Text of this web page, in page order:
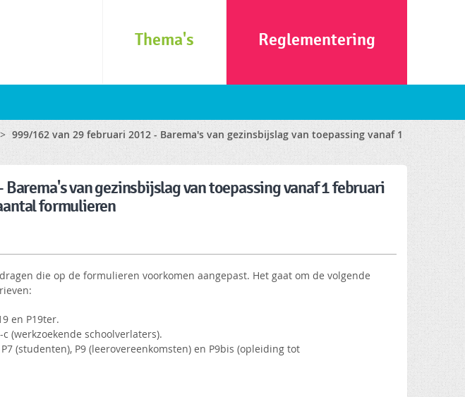
Thema's Reglementering
> 999/162 van 29 februari 2012 - Barema's van gezinsbijslag van toepassing vanaf 1
van gezinsbijslag van toepassing vanaf 1 februari
formulieren
die op de formulieren voorkomen aangepast. Het gaat om de volgende
en P19ter.
(werkzoekende schoolverlaters).
(studenten), P9 (leerovereenkomsten) en P9bis (opleiding tot